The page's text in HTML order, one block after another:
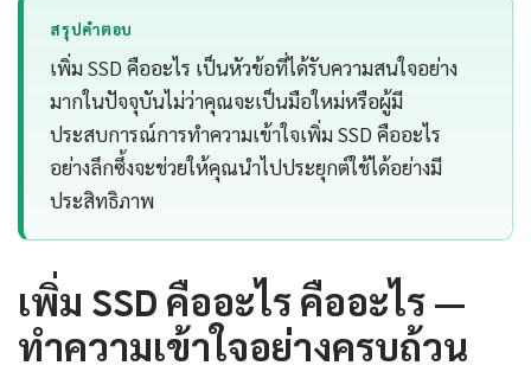
สรุปคำตอบ
เพิ่ม SSD คืออะไร เป็นหัวข้อที่ได้รับความสนใจอย่าง
มากในปัจจุบันไม่ว่าคุณจะเป็นมือใหม่หรือผู้มี
ประสบการณ์การทำความเข้าใจเพิ่ม SSD คืออะไร
อย่างลึกซึ้งจะช่วยให้คุณนำไปประยุกต์ใช้ได้อย่างมี
ประสิทธิภาพ
เพิ่ม SSD คืออะไร คืออะไร —
ทำความเข้าใจอย่างครบถ้วน